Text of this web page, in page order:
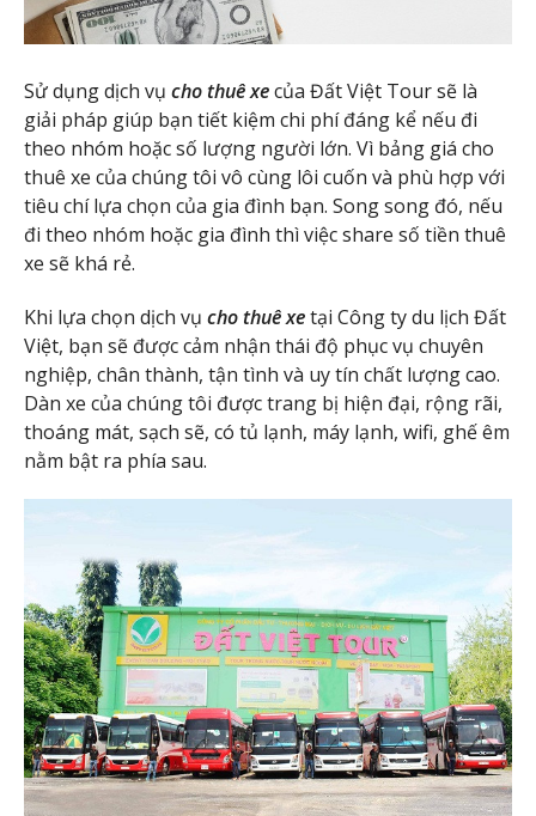
Sử dụng dịch vụ cho thuê xecủa Đất Việt Tour sẽ là
giải pháp giúp bạn tiết kiệm chi phí đáng kể nếu đi
theo nhóm hoặc số lượng người lớn. Vì bảng giá cho
thuê xe của chúng tôi vô cùng lôi cuốn và phù hợp với
tiêu chí lựa chọn của gia đình bạn. Song song đó, nếu
đi theo nhóm hoặc gia đình thì việc share số tiền thuê
xe sẽ khá rẻ.
Khi lựa chọn dịch vụ cho thuê xetại Công ty du lịch Đất
Việt, bạn sẽ được cảm nhận thái độ phục vụ chuyên
nghiệp, chân thành, tận tình và uy tín chất lượng cao.
Dàn xe của chúng tôi được trang bị hiện đại, rộng rãi,
thoáng mát, sạch sẽ, có tủ lạnh, máy lạnh, wifi, ghế êm
nằm bật ra phía sau.